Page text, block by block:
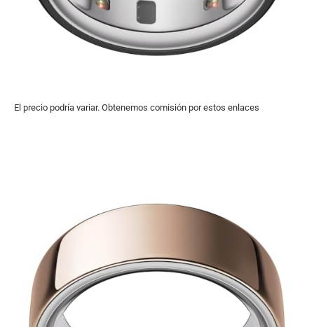
El precio podría variar. Obtenemos comisión por estos enlaces